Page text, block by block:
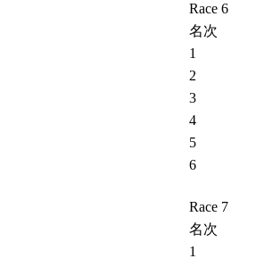
Race 6
名次
1
2
3
4
5
6
Race 7
名次
1